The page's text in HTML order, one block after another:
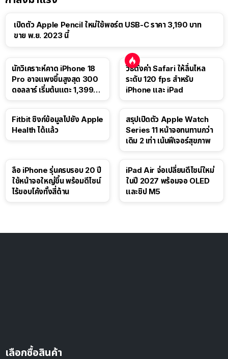
เปิดตัว Apple Pencil ใหม่ใช้พอร์ต USB-C ราคา 3,190 บาท
ขาย พ.ย. 2023 นี้
นักวิเคราะห์คาด iPhone 18
Pro อาจแพงขึ้นสูงสุด 300
ดอลลาร์ เริ่มต้นแตะ 1,399
วิธีตั้งค่า Safari ให้ลื่นไหล
ระดับ 120 fps สำหรับ
iPhone และ iPad
Fitbit ซิงก์ข้อมูลไปยัง Apple
Health ได้แล้ว
สรุปเปิดตัว Apple Watch
Series 11 หน้าจอทนทานกว่า
เดิม 2 เท่า เน้นฟีเจอร์สุขภาพ
ลือ iPhone รุ่นครบรอบ 20 ปี
ใช้หน้าจอใหญ่ขึ้น พร้อมดีไซน์
ไร้ขอบโค้งทั้งสี่ด้าน
iPad Air จ่อเปลี่ยนดีไซน์ใหม่
ในปี 2027 พร้อมจอ OLED
และชิป M5
เลือกซื้อสินค้า